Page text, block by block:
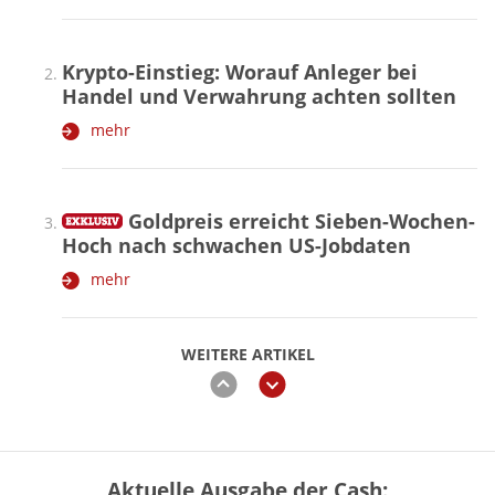
WEITERE ARTIKEL
zurückweiter
Krypto-Einstieg: Worauf Anleger bei
Handel und Verwahrung achten sollten
mehr
Goldpreis erreicht Sieben-Wochen-
Hoch nach schwachen US-Jobdaten
mehr